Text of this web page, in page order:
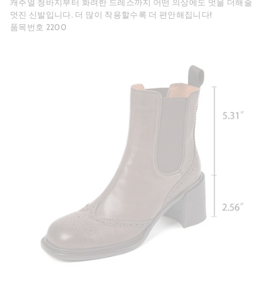
캐주얼 청바지부터 화려한 드레스까지 어떤 의상에도 멋을 더해줄
멋진 신발입니다. 더 많이 착용할수록 더 편안해집니다!
품목번호 2200